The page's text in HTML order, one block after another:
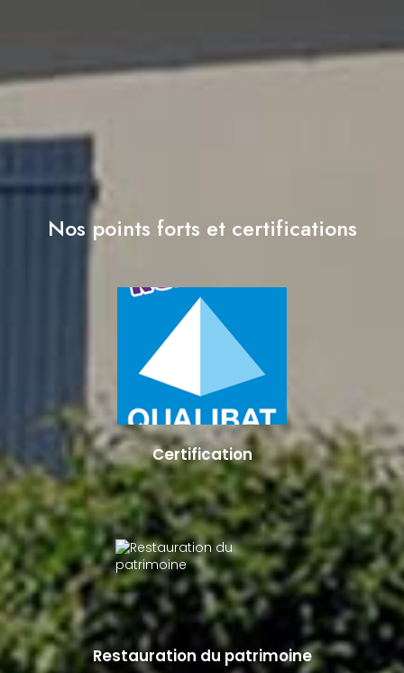
Nos points forts et certifications
Certification
Restauration du patrimoine